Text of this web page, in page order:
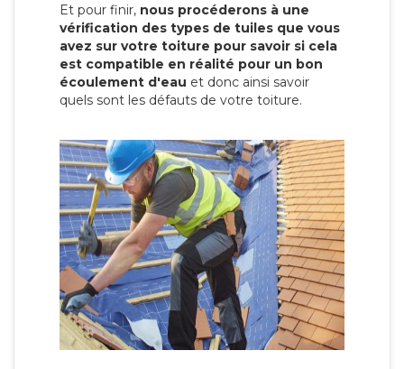
Et pour finir, nous procéderons à une
vérification des types de tuiles que vous
avez sur votre toiture pour savoir si cela
est compatible en réalité pour un bon
écoulement d'eau et donc ainsi savoir
quels sont les défauts de votre toiture.